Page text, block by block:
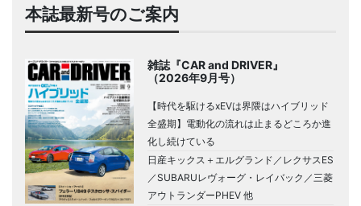
本誌最新号のご案内
雑誌『CAR and DRIVER』
（2026年9月号）
【時代を駆けるxEVは界隈はハイブリッド
全盛期】電動化の流れは止まるどころか進
化し続けている
日産キックス＋エルグランド／レクサスES
／SUBARUレヴォーグ・レイバック／三菱
アウトランダーPHEV 他